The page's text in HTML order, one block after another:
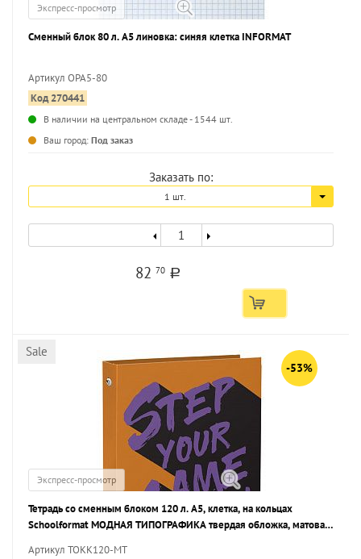
Экспресс-просмотр
Сменный блок 80 л. А5 линовка: синяя клетка INFORMAT
Артикул OPA5-80
Код 270441
В наличии на центральном складе - 1544 шт.
Ваш город: Под заказ
Заказать по:
1 шт.
8270 a
Sale
-53%
Экспресс-просмотр
Тетрадь со сменным блоком 120 л. А5, клетка, на кольцах
Schoolformat МОДНАЯ ТИПОГРАФИКА твердая обложка, матовая
Артикул ТОКК120-МТ